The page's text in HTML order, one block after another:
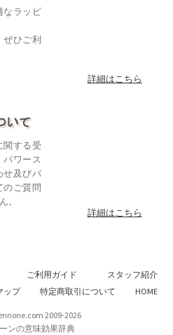
なラッピ
ぜひご利
詳細はこちら
関する受
パワース
せ及びパ
のご質問
。
詳細はこちら
ご利用ガイド
スタッフ紹介
ップ 特定商取引について HOME
2009-2026
ンの意味効果辞典